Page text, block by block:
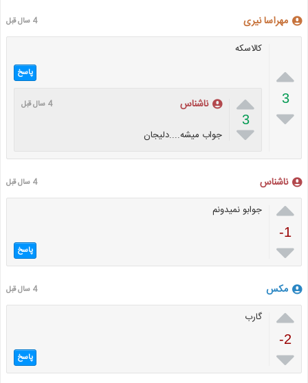
مهراسا نیری 4 سال قبل

3

کالاسکه
پاسخ

3

ناشناس 4 سال قبل
جواب میشه....دلیجان
ناشناس 4 سال قبل

-1

جوابو نمیدونم
پاسخ
مکس 4 سال قبل

-2

گارب
پاسخ